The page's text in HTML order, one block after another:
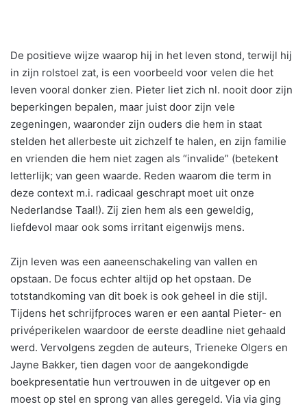
De positieve wijze waarop hij in het leven stond, terwijl hij
in zijn rolstoel zat, is een voorbeeld voor velen die het
leven vooral donker zien. Pieter liet zich nl. nooit door zijn
beperkingen bepalen, maar juist door zijn vele
zegeningen, waaronder zijn ouders die hem in staat
stelden het allerbeste uit zichzelf te halen, en zijn familie
en vrienden die hem niet zagen als “invalide” (betekent
letterlijk; van geen waarde. Reden waarom die term in
deze context m.i. radicaal geschrapt moet uit onze
Nederlandse Taal!). Zij zien hem als een geweldig,
liefdevol maar ook soms irritant eigenwijs mens.
Zijn leven was een aaneenschakeling van vallen en
opstaan. De focus echter altijd op het opstaan. De
totstandkoming van dit boek is ook geheel in die stijl.
Tijdens het schrijfproces waren er een aantal Pieter- en
privéperikelen waardoor de eerste deadline niet gehaald
werd. Vervolgens zegden de auteurs, Trieneke Olgers en
Jayne Bakker, tien dagen voor de aangekondigde
boekpresentatie hun vertrouwen in de uitgever op en
moest op stel en sprong van alles geregeld. Via via ging